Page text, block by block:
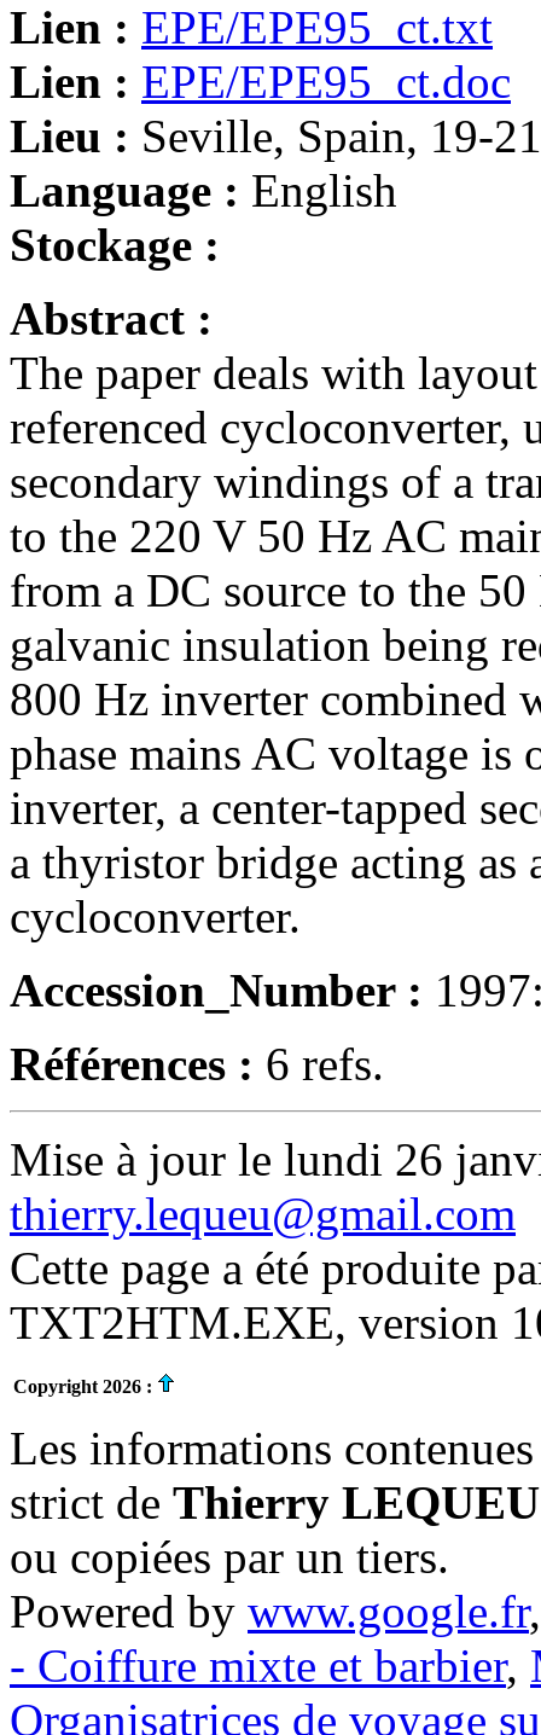
Lien : EPE/EPE95_ct.txt
Lien : EPE/EPE95_ct.doc
Lieu : Seville, Spain, 19-
Language : English
Stockage :
Abstract :
The paper deals with
referenced cycloconverter,
secondary windings of a
to the 220 V 50 Hz AC
from a DC source to the
galvanic insulation being
800 Hz inverter combined
phase mains AC voltage
inverter, a center-tapped
a thyristor bridge acting as
cycloconverter.
Accession_Number :
Références : 6 refs.
Mise à jour le lundi 26
thierry.lequeu@gmail.com
Cette page a été produite
TXT2HTM.EXE, version
Copyright 2026 :
Les informations
strict de Thierry LEQUEU
ou copiées par un tiers.
Powered by www.google.fr
- Coiffure mixte et barbier,
Organisatrices de voyage